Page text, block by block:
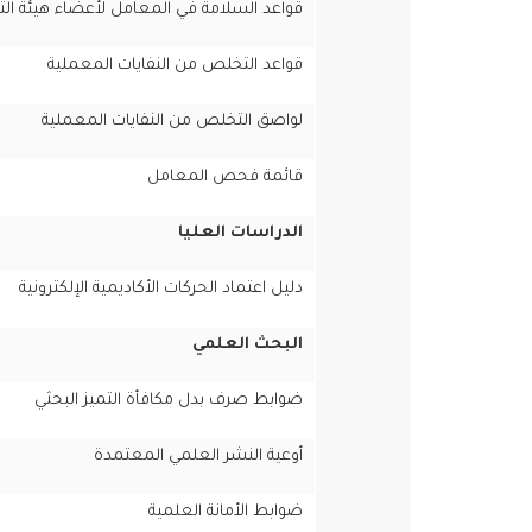
قواعد السلامة في المعامل لأعضاء هيئة
قواعد التخلص من النفايات المعملية
لواصق التخلص من النفايات المعملية
قائمة فحص المعامل
الدراسات العليا
دليل اعتماد الحركات الأكاديمية الإلكترونية
البحث العلمي
ضوابط صرف بدل مكافأة التميز البحثي
أوعية النشر العلمي المعتمدة
ضوابط الأمانة العلمية